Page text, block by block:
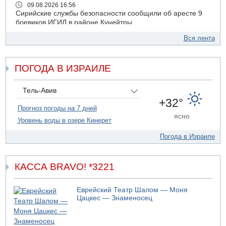
09.08.2026 16:56
Сирийские службы безопасности сообщили об аресте 9
боевиков ИГИЛ в районе Кунейтры
Прогноз погоды: с понедельника усиление жары в
09.08.2026 15:49
Хуситы сообщили об ударе дроном по саудовскому НПЗ
09.08.2026 14:43
Умер пятилетний ребенок, забытый в закрытой машине
в Лоде
Правительство переводит министерству обороны еще
срочные секретные нужды"
09.08.2026 13:46
В больнице "Шамир" борются за жизнь забытого в
закрытой машине пятилетнего ребенка
09.08.2026 13:38
NYT: Хизбалла переживает самый серьезный
финансовый кризис за многие годы
Вся лента
ПОГОДА В ИЗРАИЛЕ
Тель-Авив
Прогноз погоды на 7 дней
Уровень воды в озере Кинерет
+32°
ясно
Погода в Израиле
КАССА BRAVO! *3221
Еврейский Театр Шалом — Моня
Цацкес — Знаменосец